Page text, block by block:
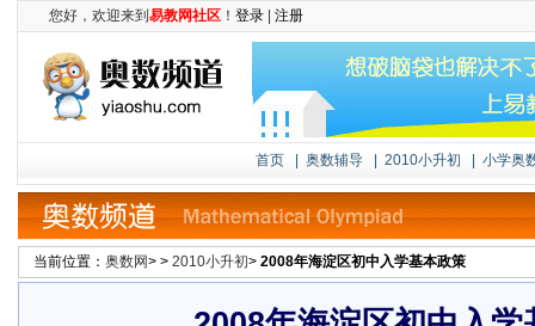
您好，欢迎来到 易教网社区 ！ 登录 注册
首页 奥数辅导 2010小升初 小学奥
当前位置： 奥数网> > 2010小升初> 2008年海淀区初中入学基本政策